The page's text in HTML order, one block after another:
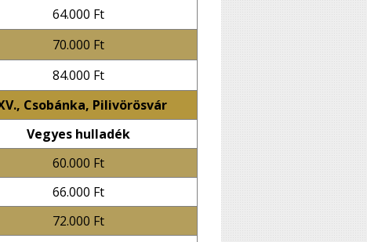
64.000 Ft
70.000 Ft
84.000 Ft
Csobánka, Pilivörösvár
Vegyes hulladék
60.000 Ft
66.000 Ft
72.000 Ft